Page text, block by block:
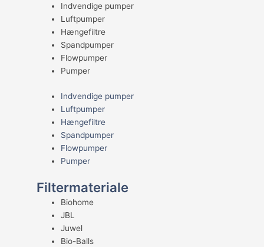
Indvendige pumper
Luftpumper
Hængefiltre
Spandpumper
Flowpumper
Pumper
Indvendige pumper
Luftpumper
Hængefiltre
Spandpumper
Flowpumper
Pumper
Filtermateriale
Biohome
JBL
Juwel
Bio-Balls